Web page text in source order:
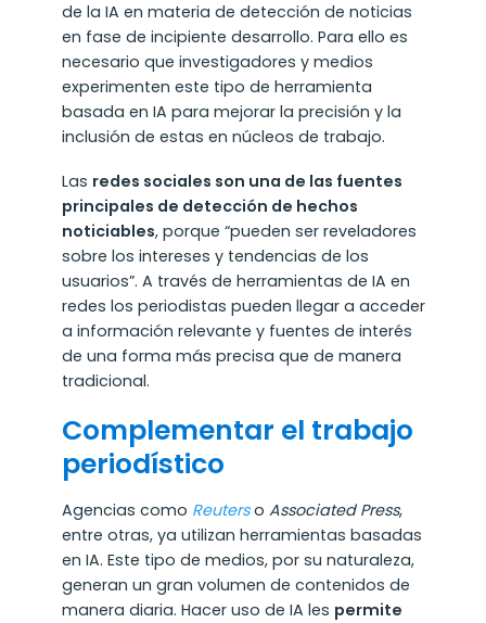
de la IA en materia de detección de noticias
en fase de incipiente desarrollo. Para ello es
necesario que investigadores y medios
experimenten este tipo de herramienta
basada en IA para mejorar la precisión y la
inclusión de estas en núcleos de trabajo.
Las redes sociales son una de las fuentes
principales de detección de hechos
noticiables, porque “pueden ser reveladores
sobre los intereses y tendencias de los
usuarios”. A través de herramientas de IA en
redes los periodistas pueden llegar a acceder
a información relevante y fuentes de interés
de una forma más precisa que de manera
tradicional.
Complementar el trabajo
periodístico
Agencias como Reuterso Associated Press,
entre otras, ya utilizan herramientas basadas
en IA. Este tipo de medios, por su naturaleza,
generan un gran volumen de contenidos de
manera diaria. Hacer uso de IA les permite